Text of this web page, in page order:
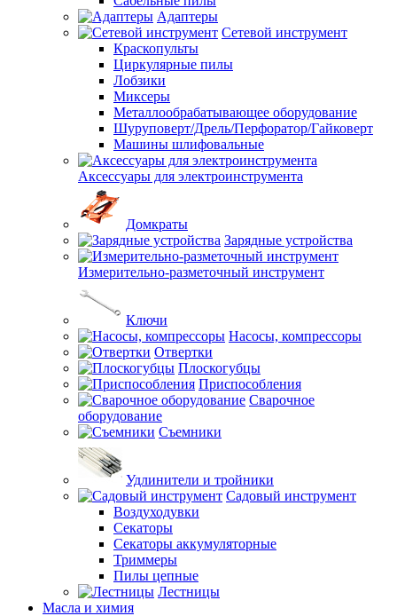
Адаптеры
Сетевой инструмент
Краскопульты
Циркулярные пилы
Лобзики
Миксеры
Металлообрабатывающее оборудование
Шуруповерт/Дрель/Перфоратор/Гайковерт
Машины шлифовальные
Аксессуары для электроинструмента
Домкраты
Зарядные устройства
Измерительно-разметочный инструмент
Ключи
Насосы, компрессоры
Отвертки
Плоскогубцы
Приспособления
Сварочное
оборудование
Съемники
Удлинители и тройники
Садовый инструмент
Воздуходувки
Секаторы
Секаторы аккумуляторные
Триммеры
Пилы цепные
Лестницы
Масла и химия